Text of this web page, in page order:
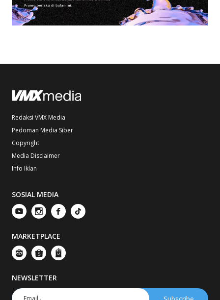
Redaksi VMX Media
Pedoman Media Siber
Copyright
Media Disclaimer
Info Iklan
SOSIAL MEDIA
MARKETPLACE
NEWSLETTER